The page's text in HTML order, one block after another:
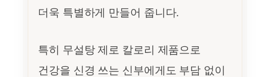
더욱 특별하게 만들어 줍니다.
특히 무설탕 제로 칼로리 제품으로
건강을 신경 쓰는 신부에게도 부담 없이